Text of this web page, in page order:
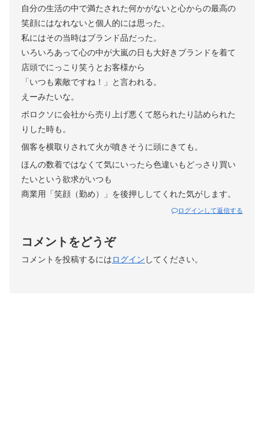
自分の生活の中で満たされた何かがないと心からの最高の
笑顔にはなれないと個人的には思った。
私にはその当時はブランド品だった。
いろいろあって心の中が大嵐の日も大好きブランドを着て
店頭でにっこり笑うとお客様から
「いつも素敵ですね！」と言われる。
えーみたいな。
ボロクソに会社から売り上げ悪くて怒られたり詰められた
りした時も。
個客を横取りされて火が噴きそうに頭にきても。
ほんの数着ではなくて気にいったら色違いもどっさり買い
たいという欲求がいつも
商業用「笑顔（勤め）」を後押ししてくれた気がします。
ログインして返信する
コメントをどうぞ
コメントを投稿するにはログイン してください。